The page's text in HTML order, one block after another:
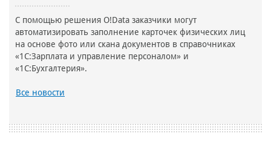
С помощью решения O!Data заказчики могут
автоматизировать заполнение карточек физических лиц
на основе фото или скана документов в справочниках
«1С:Зарплата и управление персоналом» и
«1С:Бухгалтерия».
Все новости